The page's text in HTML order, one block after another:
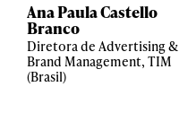
Ana Paula Castello
Branco
Diretora de Advertising &
Brand Management, TIM
(Brasil)